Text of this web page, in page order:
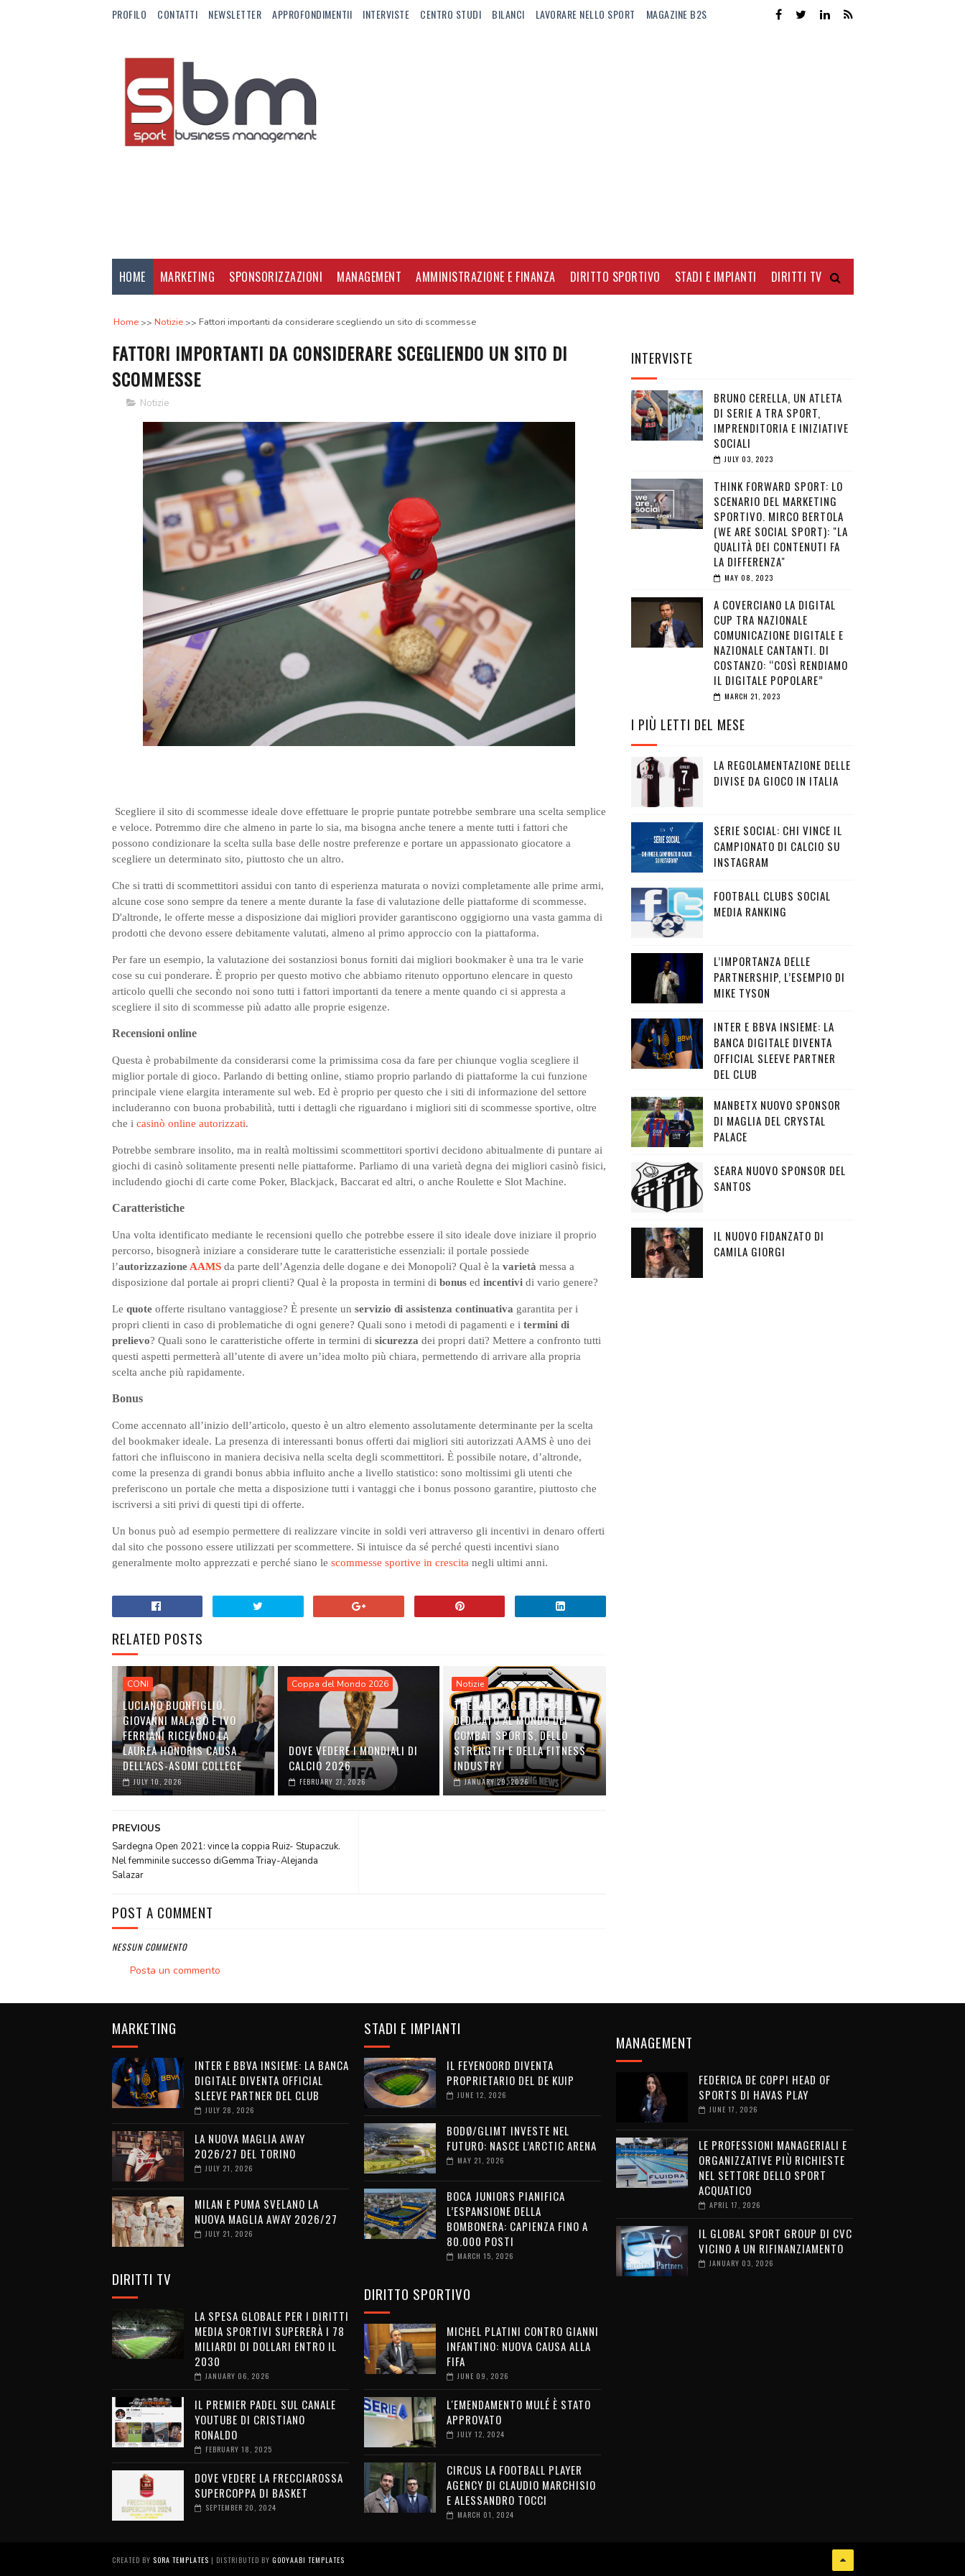
PROFILO CONTATTI NEWSLETTER APPROFONDIMENTII INTERVISTE CENTRO STUDI BILANCI LAVORARE NELLO SPORT MAGAZINE B2S
HOME MARKETING SPONSORIZZAZIONI MANAGEMENT AMMINISTRAZIONE E FINANZA DIRITTO SPORTIVO STADI E IMPIANTI DIRITTI TV
Home Notizie Fattori importanti da considerare scegliendo un sito di scommesse
FATTORI IMPORTANTI DA CONSIDERARE SCEGLIENDO UN SITO DI
SCOMMESSE
Notizie
Scegliere il sito di scommesse ideale dove effettuare le proprie puntate potrebbe sembrare una scelta semplice
e veloce. Potremmo dire che almeno in parte lo sia, ma bisogna anche tenere a mente tutti i fattori che
possono condizionare la scelta sulla base delle nostre preferenze e portare un appassionato giocatore a
scegliere un determinato sito, piuttosto che un altro.
Che si tratti di scommettitori assidui con tanto di esperienza maturata o novizi completamente alle prime armi,
alcune cose sono sempre da tenere a mente durante la fase di valutazione delle piattaforme di scommesse.
D'altronde, le offerte messe a disposizione dai migliori provider garantiscono oggigiorno una vasta gamma di
prodotti che devono essere debitamente valutati, almeno al primo approccio con la piattaforma.
Per fare un esempio, la valutazione dei sostanziosi bonus forniti dai migliori bookmaker è una tra le varie
cose su cui ponderare. È proprio per questo motivo che abbiamo ritenuto opportuno elencare in questo
articolo quelli che secondo noi sono tutti i fattori importanti da tenere a mente quando ci si appresta a
scegliere il sito di scommesse più adatto alle proprie esigenze.
Recensioni online
Questa è probabilmente da considerarsi come la primissima cosa da fare per chiunque voglia scegliere il
miglior portale di gioco. Parlando di betting online, stiamo proprio parlando di piattaforme la cui funzione
principale viene elargita interamente sul web. Ed è proprio per questo che i siti di informazione del settore
includeranno con buona probabilità, tutti i dettagli che riguardano i migliori siti di scommesse sportive, oltre
che i casinò online autorizzati.
Potrebbe sembrare insolito, ma in realtà moltissimi scommettitori sportivi decidono abitualmente di puntare ai
giochi di casinò solitamente presenti nelle piattaforme. Parliamo di una varietà degna dei migliori casinò fisici,
includendo giochi di carte come Poker, Blackjack, Baccarat ed altri, o anche Roulette e Slot Machine.
Caratteristiche
Una volta identificato mediante le recensioni quello che potrebbe essere il sito ideale dove iniziare il proprio
percorso, bisognerà iniziare a considerare tutte le caratteristiche essenziali: il portale possiede
l’autorizzazione AAMSda parte dell’Agenzia delle dogane e dei Monopoli? Qual è la varietà messa a
disposizione dal portale ai propri clienti? Qual è la proposta in termini di bonus ed incentivi di vario genere?
Le quote offerte risultano vantaggiose? È presente un servizio di assistenza continuativa garantita per i
propri clienti in caso di problematiche di ogni genere? Quali sono i metodi di pagamenti e i termini di
prelievo? Quali sono le caratteristiche offerte in termini di sicurezza dei propri dati? Mettere a confronto tutti
questi aspetti permetterà all’utente di avere un’idea molto più chiara, permettendo di arrivare alla propria
scelta anche più rapidamente.
Bonus
Come accennato all’inizio dell’articolo, questo è un altro elemento assolutamente determinante per la scelta
del bookmaker ideale. La presenza di interessanti bonus offerti dai migliori siti autorizzati AAMS è uno dei
fattori che influiscono in maniera decisiva nella scelta degli scommettitori. È possibile notare, d’altronde,
come la presenza di grandi bonus abbia influito anche a livello statistico: sono moltissimi gli utenti che
preferiscono un portale che metta a disposizione tutti i vantaggi che i bonus possono garantire, piuttosto che
iscriversi a siti privi di questi tipi di offerte.
Un bonus può ad esempio permettere di realizzare vincite in soldi veri attraverso gli incentivi in denaro offerti
dal sito che possono essere utilizzati per scommettere. Si intuisce da sé perché questi incentivi siano
generalmente molto apprezzati e perché siano le scommesse sportive in crescita negli ultimi anni.
RELATED POSTS
CONI
LUCIANO BUONFIGLIO,
GIOVANNI MALAGÒ E IVO
FERRIANI RICEVONO LA
LAUREA HONORIS CAUSA
DELL’ACS-ASOMI COLLEGE
JULY 10, 2026
Coppa del Mondo 2026
DOVE VEDERE I MONDIALI DI
CALCIO 2026
FEBRUARY 27, 2026
Notizie
THEDAILYCAGE: PORTALE
DEDICATO AL MONDO DEI
COMBAT SPORTS, DELLO
STRENGTH E DELLA FITNESS
INDUSTRY
JANUARY 29, 2026
PREVIOUS
Sardegna Open 2021: vince la coppia Ruiz- Stupaczuk.
Nel femminile successo diGemma Triay-Alejanda
Salazar
POST A COMMENT
NESSUN COMMENTO
Posta un commento
INTERVISTE
BRUNO CERELLA, UN ATLETA
DI SERIE A TRA SPORT,
IMPRENDITORIA E INIZIATIVE
SOCIALI
JULY 03, 2023
THINK FORWARD SPORT: LO
SCENARIO DEL MARKETING
SPORTIVO. MIRCO BERTOLA
(WE ARE SOCIAL SPORT): "LA
QUALITÀ DEI CONTENUTI FA
LA DIFFERENZA"
MAY 08, 2023
A COVERCIANO LA DIGITAL
CUP TRA NAZIONALE
COMUNICAZIONE DIGITALE E
NAZIONALE CANTANTI. DI
COSTANZO: “COSÌ RENDIAMO
IL DIGITALE POPOLARE”
MARCH 21, 2023
I PIÙ LETTI DEL MESE
LA REGOLAMENTAZIONE DELLE
DIVISE DA GIOCO IN ITALIA
SERIE SOCIAL: CHI VINCE IL
CAMPIONATO DI CALCIO SU
INSTAGRAM
FOOTBALL CLUBS SOCIAL
MEDIA RANKING
L’IMPORTANZA DELLE
PARTNERSHIP, L’ESEMPIO DI
MIKE TYSON
INTER E BBVA INSIEME: LA
BANCA DIGITALE DIVENTA
OFFICIAL SLEEVE PARTNER
DEL CLUB
MANBETX NUOVO SPONSOR
DI MAGLIA DEL CRYSTAL
PALACE
SEARA NUOVO SPONSOR DEL
SANTOS
IL NUOVO FIDANZATO DI
CAMILA GIORGI
MARKETING
INTER E BBVA INSIEME: LA BANCA
DIGITALE DIVENTA OFFICIAL
SLEEVE PARTNER DEL CLUB
JULY 28, 2026
LA NUOVA MAGLIA AWAY
2026/27 DEL TORINO
JULY 21, 2026
MILAN E PUMA SVELANO LA
NUOVA MAGLIA AWAY 2026/27
JULY 21, 2026
DIRITTI TV
LA SPESA GLOBALE PER I DIRITTI
MEDIA SPORTIVI SUPERERÀ I 78
MILIARDI DI DOLLARI ENTRO IL
2030
JANUARY 06, 2026
IL PREMIER PADEL SUL CANALE
YOUTUBE DI CRISTIANO
RONALDO
FEBRUARY 18, 2025
DOVE VEDERE LA FRECCIAROSSA
SUPERCOPPA DI BASKET
SEPTEMBER 20, 2024
STADI E IMPIANTI
IL FEYENOORD DIVENTA
PROPRIETARIO DEL DE KUIP
JUNE 12, 2026
BODØ/GLIMT INVESTE NEL
FUTURO: NASCE L’ARCTIC ARENA
MAY 21, 2026
BOCA JUNIORS PIANIFICA
L’ESPANSIONE DELLA
BOMBONERA: CAPIENZA FINO A
80.000 POSTI
MARCH 15, 2026
DIRITTO SPORTIVO
MICHEL PLATINI CONTRO GIANNI
INFANTINO: NUOVA CAUSA ALLA
FIFA
JUNE 09, 2026
L'EMENDAMENTO MULÉ È STATO
APPROVATO
JULY 12, 2024
CIRCUS LA FOOTBALL PLAYER
AGENCY DI CLAUDIO MARCHISIO
E ALESSANDRO TOCCI
MARCH 01, 2024
MANAGEMENT
FEDERICA DE COPPI HEAD OF
SPORTS DI HAVAS PLAY
JUNE 17, 2026
LE PROFESSIONI MANAGERIALI E
ORGANIZZATIVE PIÙ RICHIESTE
NEL SETTORE DELLO SPORT
ACQUATICO
APRIL 17, 2026
IL GLOBAL SPORT GROUP DI CVC
VICINO A UN RIFINANZIAMENTO
JANUARY 03, 2026
CREATED BY SORA TEMPLATES | DISTRIBUTED BY GOOYAABI TEMPLATES